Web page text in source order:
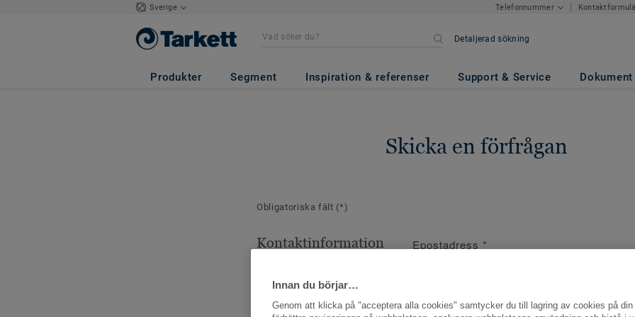
Sverige Telefonnummer
Detaljerad sökning
Produkter Segment Inspiration & referenser Support & Service Dokument
Skicka en förfrågan
Obligatoriska fält (*)
Kontaktinformation Epostadress *
Innan du börjar…
Genom att klicka på "acceptera alla cookies" samtycker du till lagring av cookies på